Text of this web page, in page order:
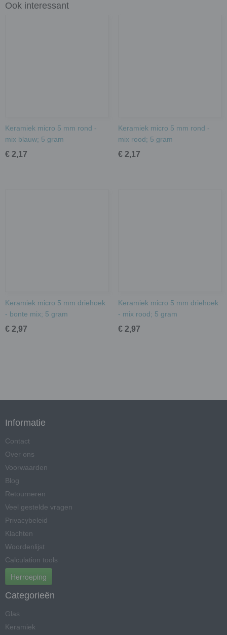
Ook interessant
Keramiek micro 5 mm rond -
mix blauw; 5 gram
€ 2,17
Keramiek micro 5 mm rond -
mix rood; 5 gram
€ 2,17
Keramiek micro 5 mm driehoek
- bonte mix; 5 gram
€ 2,97
Keramiek micro 5 mm driehoek
- mix rood; 5 gram
€ 2,97
Informatie
Contact
Over ons
Voorwaarden
Blog
Retourneren
Veel gestelde vragen
Privacybeleid
Klachten
Woordenlijst
Calculation tools
Herroeping
Categorieën
Glas
Keramiek